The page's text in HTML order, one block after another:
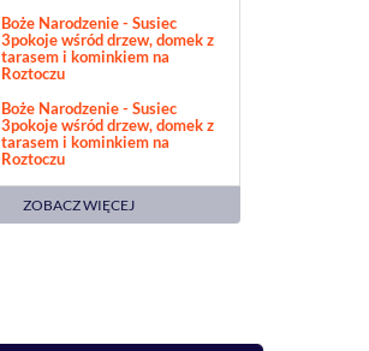
Boże Narodzenie - Susiec
3pokoje wśród drzew, domek z
tarasem i kominkiem na
Roztoczu
Boże Narodzenie - Susiec
3pokoje wśród drzew, domek z
tarasem i kominkiem na
Roztoczu
ZOBACZ WIĘCEJ